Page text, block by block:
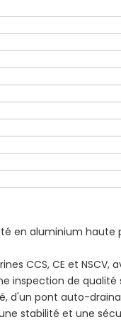
en aluminium
CCS, CE et
inspection de qualité
d'un pont auto-
stabilité et une